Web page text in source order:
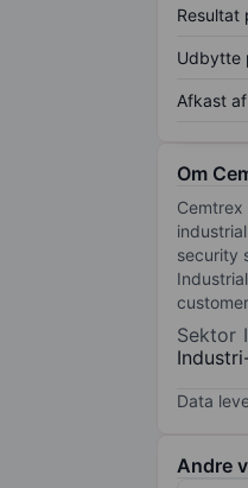
Resultat
Udbytte
Afkast
Om
security
Sektor
Industri
Data
Andre